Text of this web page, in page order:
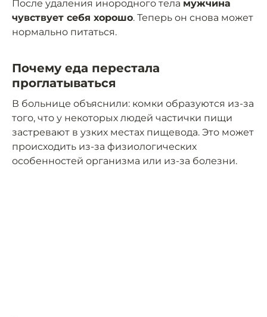
После удаления инородного тела мужчина
чувствует себя хорошо. Теперь он снова может
нормально питаться.
Почему еда перестала
проглатываться
В больнице объяснили: комки образуются из-за
того, что у некоторых людей частички пищи
застревают в узких местах пищевода. Это может
происходить из-за физиологических
особенностей организма или из-за болезни.